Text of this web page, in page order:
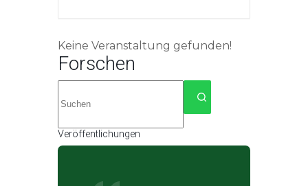
Keine Veranstaltung gefunden!
Forschen
Ergebnisse
Veröffentlichungen